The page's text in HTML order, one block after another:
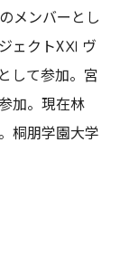
メンバーとし
ェクトXⅪ ヴ
して参加。宮
加。現在林
桐朋学園大学